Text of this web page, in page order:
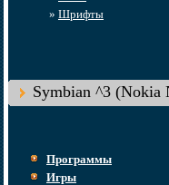
» Шрифты
Symbian ^3 (Nokia
Программы
Игры